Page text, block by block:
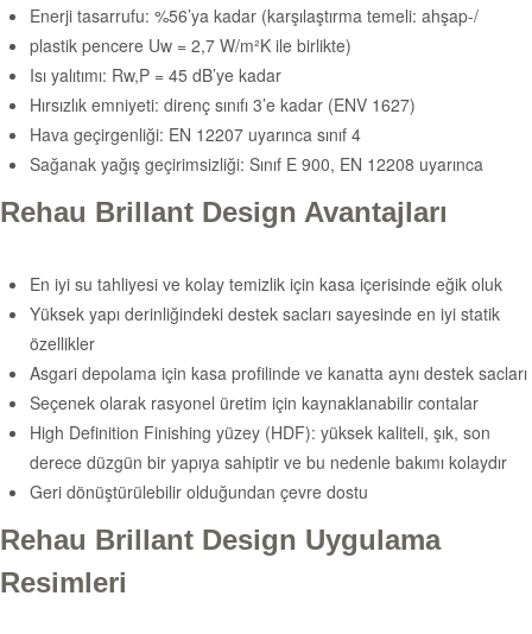
Enerji tasarrufu: %56’ya kadar (karşılaştırma temeli: ahşap-/
plastik pencere Uw = 2,7 W/m²K ile birlikte)
Isı yalıtımı: Rw,P = 45 dB’ye kadar
Hırsızlık emniyeti: direnç sınıfı 3’e kadar (ENV 1627)
Hava geçirgenliği: EN 12207 uyarınca sınıf 4
Sağanak yağış geçirimsizliği: Sınıf E 900, EN 12208 uyarınca
Rehau Brillant Design Avantajları
En iyi su tahliyesi ve kolay temizlik için kasa içerisinde eğik oluk
Yüksek yapı derinliğindeki destek sacları sayesinde en iyi statik
özellikler
Asgari depolama için kasa profilinde ve kanatta aynı destek sacları
Seçenek olarak rasyonel üretim için kaynaklanabilir contalar
High Definition Finishing yüzey (HDF): yüksek kaliteli, şık, son
derece düzgün bir yapıya sahiptir ve bu nedenle bakımı kolaydır
Geri dönüştürülebilir olduğundan çevre dostu
Rehau Brillant Design Uygulama
Resimleri